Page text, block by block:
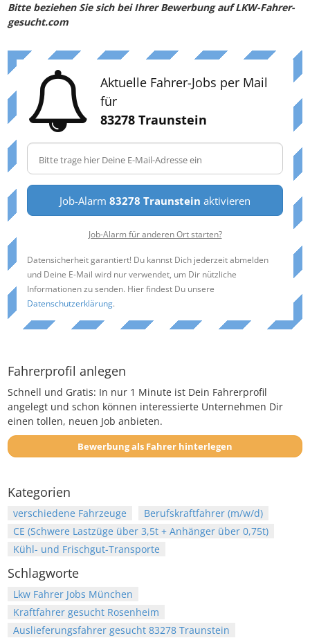
Bitte beziehen Sie sich bei Ihrer Bewerbung auf LKW-Fahrer-
gesucht.com
Aktuelle Fahrer-Jobs per Mail
für
83278 Traunstein
Job-Alarm 83278 Traunstein aktivieren
Job-Alarm für anderen Ort starten?
Datensicherheit garantiert! Du kannst Dich jederzeit abmelden
und Deine E-Mail wird nur verwendet, um Dir nützliche
Informationen zu senden. Hier findest Du unsere
Datenschutzerklärung.
Fahrerprofil anlegen
Schnell und Gratis: In nur 1 Minute ist Dein Fahrerprofil
angelegt und schon können interessierte Unternehmen Dir
einen tollen, neuen Job anbieten.
Bewerbung als Fahrer hinterlegen
Kategorien
verschiedene Fahrzeuge
Berufskraftfahrer (m/w/d)
CE (Schwere Lastzüge über 3,5t + Anhänger über 0,75t)
Kühl- und Frischgut-Transporte
Schlagworte
Lkw Fahrer Jobs München
Kraftfahrer gesucht Rosenheim
Auslieferungsfahrer gesucht 83278 Traunstein